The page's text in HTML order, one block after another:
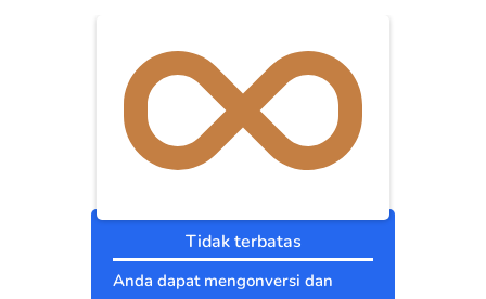
Tidak terbatas
Anda dapat mengonversi dan